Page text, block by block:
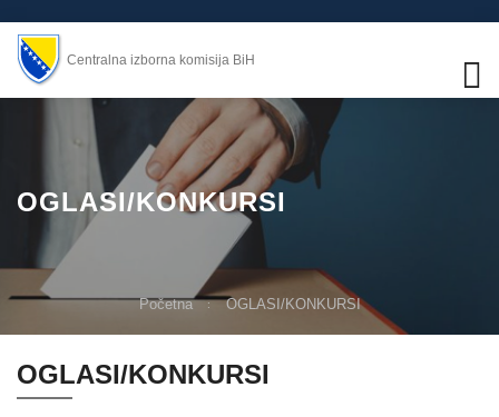
Centralna izborna komisija BiH
OGLASI/KONKURSI
Početna OGLASI/KONKURSI
OGLASI/KONKURSI